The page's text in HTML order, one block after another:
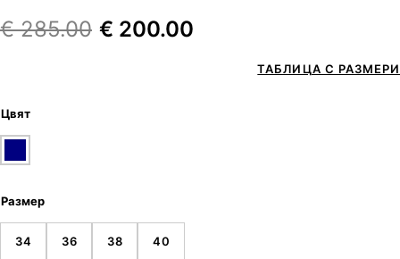
€285.00 € 200.00
ТАБЛИЦА С РАЗМЕРИ
Цвят
Размер
34 36 38 40